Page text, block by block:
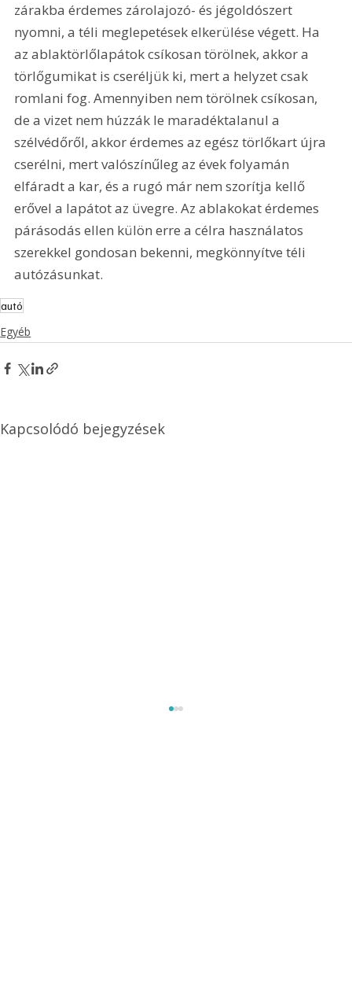
zárakba érdemes zárolajozó- és jégoldószert
nyomni, a téli meglepetések elkerülése végett. Ha
az ablaktörlőlapátok csíkosan törölnek, akkor a
törlőgumikat is cseréljük ki, mert a helyzet csak
romlani fog. Amennyiben nem törölnek csíkosan,
de a vizet nem húzzák le maradéktalanul a
szélvédőről, akkor érdemes az egész törlőkart újra
cserélni, mert valószínűleg az évek folyamán
elfáradt a kar, és a rugó már nem szorítja kellő
erővel a lapátot az üvegre. Az ablakokat érdemes
párásodás ellen külön erre a célra használatos
szerekkel gondosan bekenni, megkönnyítve téli
autózásunkat.
autó
Egyéb
Kapcsolódó bejegyzések